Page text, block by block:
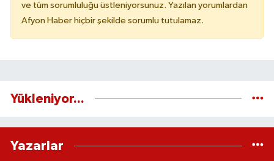
ve tüm sorumluluğu üstleniyorsunuz. Yazılan yorumlardan
Afyon Haber hiçbir şekilde sorumlu tutulamaz.
Yükleniyor...
Yazarlar